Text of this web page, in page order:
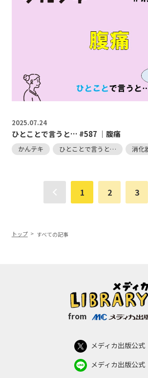
2025.07.24
ひとことで言うと… #587 ｜腹痛
かんテキ ひとことで言うと… 消化
1 2 3
トップ すべての記事
from
メディカ出版公式
メディカ出版公式